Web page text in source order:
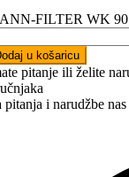
FILTER WK
u košaricu
pitanje ili želite
pitanja i narudžbe
Jednostavno nas
nam napišite e-mail.